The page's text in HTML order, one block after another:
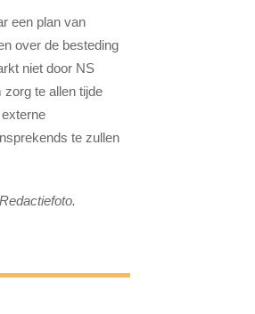
een plan van
over de besteding
niet door NS
zorg te allen tijde
te zullen